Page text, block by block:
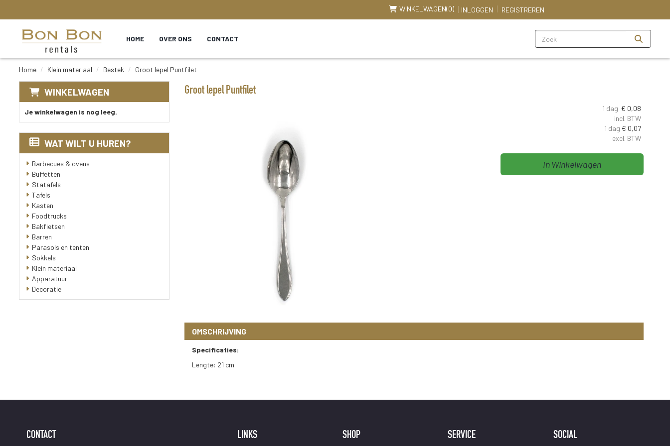
WINKELWAGEN(0) INLOGGEN REGISTREREN
HOME OVER ONS CONTACT Zoeken
Home Klein materiaal Bestek Groot lepel Puntfilet
WINKELWAGEN
Je winkelwagen is nog leeg.
WAT WILT U HUREN?
Barbecues & ovens
Buffetten
Statafels
Tafels
Kasten
Foodtrucks
Bakfietsen
Barren
Parasols en tenten
Sokkels
Klein materiaal
Apparatuur
Decoratie
Groot lepel Puntfilet
1 dag € 0,08
incl. BTW
1 dag € 0,07
excl. BTW
In Winkelwagen
OMSCHRIJVING
Specificaties:
Lengte: 21 cm
CONTACT LINKS SHOP SERVICE SOCIAL